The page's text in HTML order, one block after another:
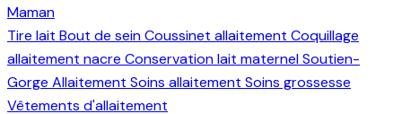
Maman
Tire lait Bout de seinCoussinet allaitement Coquillage
allaitement nacre Conservation lait maternelSoutien-
Gorge Allaitement Soins allaitement Soins grossesse
Vêtements d'allaitement